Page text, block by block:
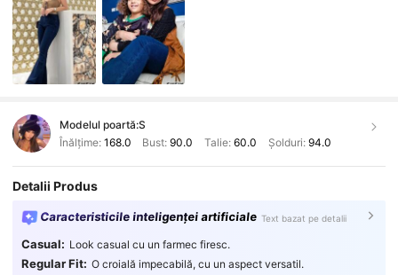
Modelul poartă:S
Înălțime: 168.0 Bust:90.0 Talie: 60.0 Șolduri: 94.0
Detalii Produs
Caracteristicile inteligenței artificiale Text bazat pe detalii
Casual: Look casual cu un farmec firesc.
Regular Fit: O croială impecabilă, cu un aspect versatil.